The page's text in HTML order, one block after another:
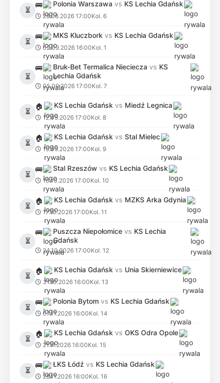
⏳
🚌 Polonia Warszawa vs KS Lechia Gdańsk
29.08.2026 17:00Kol. 6
⏳
🚌 MKS Kluczbork vs KS Lechia Gdańsk
02.09.2026 16:00Kol. 1
⏳
🚌 Bruk-Bet Termalica Nieciecza vs KS
Lechia Gdańsk
05.09.2026 17:00Kol. 7
⏳
🏠 KS Lechia Gdańsk vs Miedź Legnica
12.09.2026 17:00Kol. 8
⏳
🏠 KS Lechia Gdańsk vs Stal Mielec
19.09.2026 17:00Kol. 9
⏳
🚌 Stal Rzeszów vs KS Lechia Gdańsk
10.10.2026 17:00Kol. 10
⏳
🏠 KS Lechia Gdańsk vs MZKS Arka Gdynia
17.10.2026 17:00Kol. 11
⏳
🚌 Puszcza Niepołomice vs KS Lechia
Gdańsk
24.10.2026 17:00Kol. 12
⏳
🏠 KS Lechia Gdańsk vs Unia Skierniewice
31.10.2026 16:00Kol. 13
⏳
🚌 Polonia Bytom vs KS Lechia Gdańsk
07.11.2026 16:00Kol. 14
⏳
🏠 KS Lechia Gdańsk vs OKS Odra Opole
21.11.2026 16:00Kol. 15
⏳
🚌 ŁKS Łódź vs KS Lechia Gdańsk
28.11.2026 16:00Kol. 16